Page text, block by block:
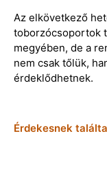
Az elkövetkező
toborzócsoportok
megyében, de a
nem csak tőlük,
érdeklődhetnek.
Érdekesnek